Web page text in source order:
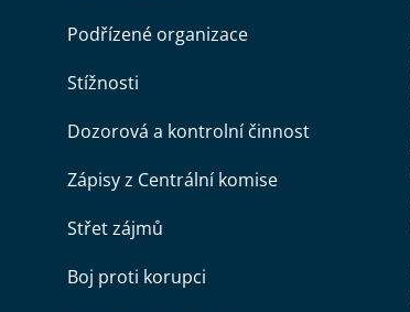
Podřízené organizace
Stížnosti
Dozorová a kontrolní činnost
Zápisy z Centrální komise
Střet zájmů
Boj proti korupci